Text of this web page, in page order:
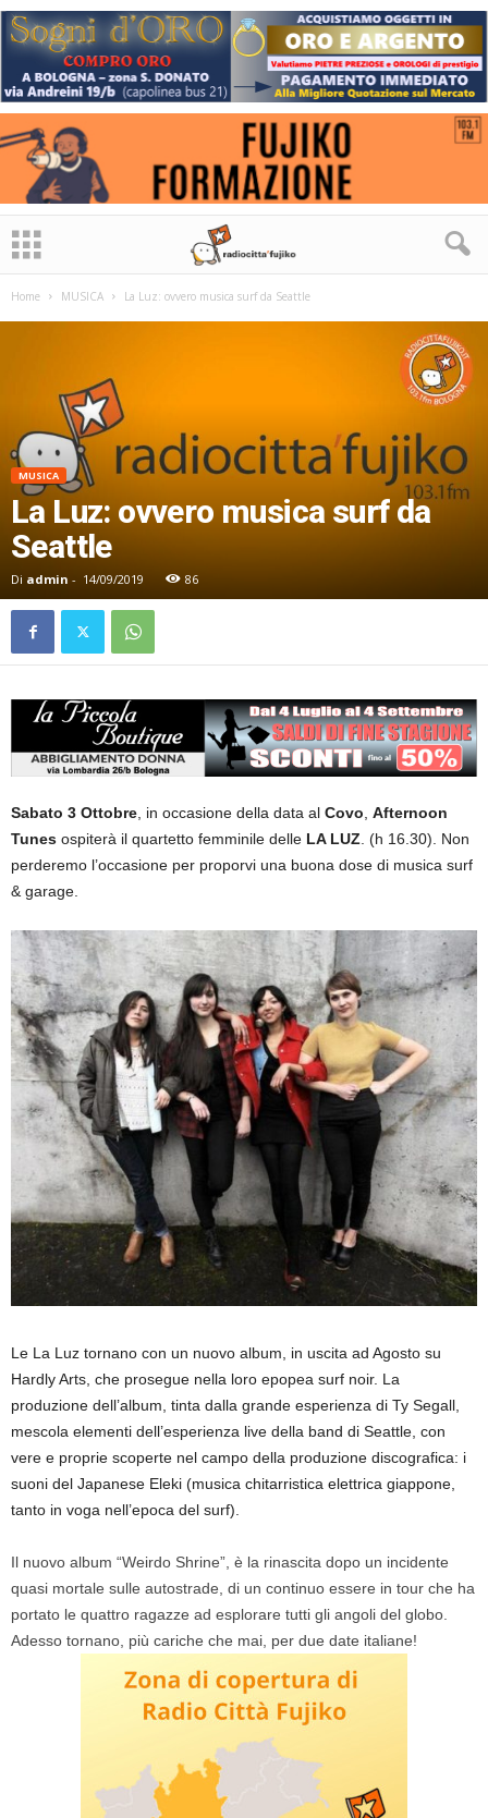
Home MUSICA La Luz: ovvero musica surf da Seattle
MUSICA
La Luz: ovvero musica surf da
Seattle
Di admin - 14/09/2019 86
Sabato 3 Ottobre , in occasione della data al Covo Afternoon
Tunes ospiterà il quartetto femminile delle LA LUZ . (h 16.30). Non
perderemo l’occasione per proporvi una buona dose di musica surf
& garage.
Le La Luz tornano con un nuovo album, in uscita ad Agosto su
Hardly Arts, che prosegue nella loro epopea surf noir. La
produzione dell’album, tinta dalla grande esperienza di Ty Segall,
mescola elementi dell’esperienza live della band di Seattle, con
vere e proprie scoperte nel campo della produzione discografica: i
suoni del Japanese Eleki (musica chitarristica elettrica giappone,
tanto in voga nell’epoca del surf).
Il nuovo album “Weirdo Shrine”, è la rinascita dopo un incidente
quasi mortale sulle autostrade, di un continuo essere in tour che ha
portato le quattro ragazze ad esplorare tutti gli angoli del globo.
Adesso tornano, più cariche che mai, per due date italiane!